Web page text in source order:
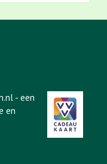
- een
en